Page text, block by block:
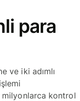
para
ve iki adımlı
milyonlarca kontrol